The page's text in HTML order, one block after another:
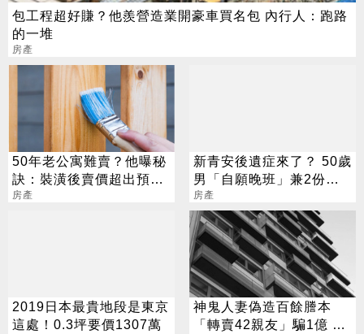
包工程超好賺？他羨營造業開豪車買名包 內行人：跑路
的一堆
房產
50年老公寓難賣？他曝秘
訣：裝潢後賣價超出預期
20%
房產
新青安後遺症來了？ 50歲
男「自願晚班」兼2份工
網：這才剛開始
房產
2019日本最貴地段是東京
這處！0.3坪要價1307萬
神鬼人妻偽造百餘謄本
「轉賣42親友」騙1億 全